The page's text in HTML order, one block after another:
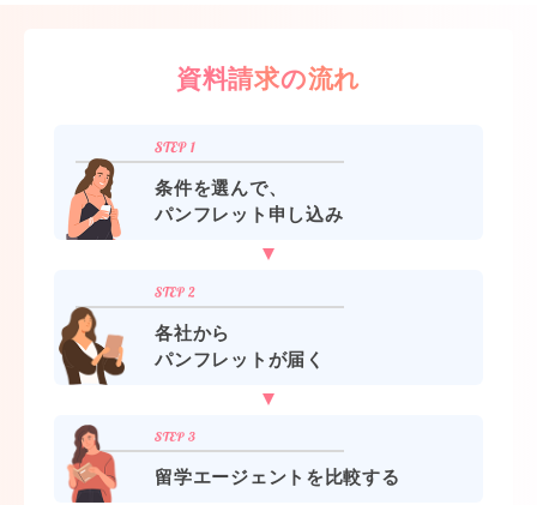
資料請求の流れ
条件を選んで、
パンフレット申し込み
各社から
パンフレットが届く
留学エージェントを比較する